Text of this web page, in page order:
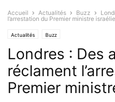
Accueil Actualités Buzz
l’arrestation du Premier ministre
Actualités Buzz
Londres : Des
réclament
Premier